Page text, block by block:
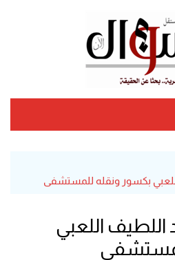
بكسور ونقله للمستشفى
اللطيف اللعبي